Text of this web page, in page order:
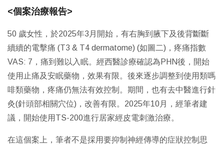
<個案治療報告>
50 歲女性，於2025年3月開始，有右胸到腋下及後背斷斷
續續的電擊痛 (T3 & T4 dermatome) (如圖二)，疼痛指數
VAS: 7，痛到難以入眠。經西醫診療確認為PHN後，開始
使用止痛及安眠藥物，效果有限。後來逐步調整到使用類嗎
啡類藥物，疼痛仍無法有效控制。期間，也有去中醫進行針
灸(針頭部相關穴位)，改善有限。2025年10月，經筆者建
議，開始使用TS-200進行居家經皮電刺激治療。
在這個案上，筆者不是採用要抑制神經傳導的症狀控制思